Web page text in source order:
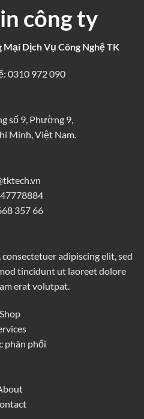
công ty
Dịch Vụ Công Nghệ TK
0310 972 090
số 9, Phường 9,
Minh, Việt Nam.
357 66
adipiscing elit, sed
tincidunt ut laoreet dolore
erat volutpat.
Shop
phân phối